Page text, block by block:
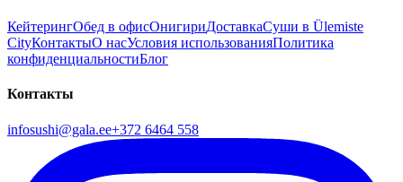
КейтерингОбед в офисОнигириДоставкаСуши в Ülemiste
CityКонтактыО насУсловия использованияПолитика
конфиденциальностиБлог
Контакты
infosushi@gala.ee+372 6464 558